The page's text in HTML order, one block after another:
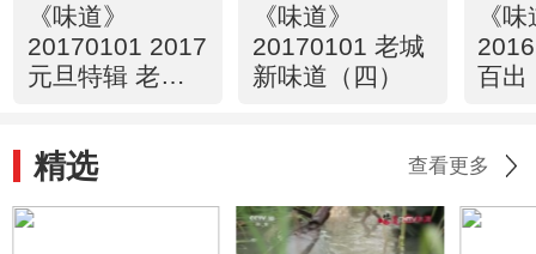
《味道》
20170101 2017
元旦特辑 老城
《味道》
20170101 老城
新味道（四）
《
百出
精选 查看更多